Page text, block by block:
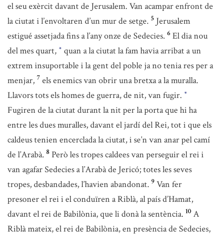
el seu exèrcit davant de Jerusalem. Van acampar enfront de
la ciutat i l’envoltaren d’un mur de setge. 5 Jerusalem
estigué assetjada fins a l’any onze de Sedecies. 6 El dia nou
del mes quart, * quan a la ciutat la fam havia arribat a un
extrem insuportable i la gent del poble ja no tenia res per a
menjar, 7 els enemics van obrir una bretxa a la muralla.
Llavors tots els homes de guerra, de nit, van fugir. *
Fugiren de la ciutat durant la nit per la porta que hi ha
entre les dues muralles, davant el jardí del Rei, tot i que els
caldeus tenien encerclada la ciutat, i se’n van anar pel camí
de l’Arabà. 8 Però les tropes caldees van perseguir el rei i
van agafar Sedecies a l’Arabà de Jericó; totes les seves
tropes, desbandades, l’havien abandonat. 9 Van fer
presoner el rei i el conduïren a Riblà, al país d’Hamat,
davant el rei de Babilònia, que li donà la sentència. 10 A
Riblà mateix, el rei de Babilònia, en presència de Sedecies,